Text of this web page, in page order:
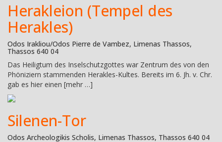
Herakleion (Tempel des
Herakles)
Odos Irakliou/Odos Pierre de Vambez, Limenas Thassos,
Thassos 640 04
Das Heiligtum des Inselschutzgottes war Zentrum des von den
Phöniziern stammenden Herakles-Kultes. Bereits im 6. Jh. v. Chr.
gab es hier einen [mehr …]
Silenen-Tor
Odos Archeologikis Scholis, Limenas Thassos, Thassos 640 04